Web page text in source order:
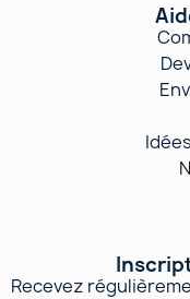
Recevez